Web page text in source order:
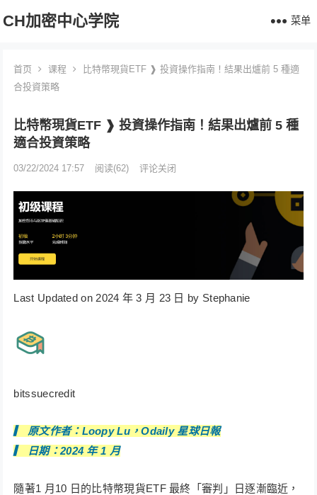
CH加密中心学院 菜单
首页 课程
比特幣現貨ETF ❱ 投資操作指南！結果出爐前 5 種適
合投資策略
比特幣現貨ETF ❱ 投資操作指南！結果出爐前 5 種
適合投資策略
03/22/2024 17:57 阅读(62) 评论关闭
Last Updated on 2024 年 3 月 23 日 by Stephanie
bitssuecredit
▎ 原文作者：Loopy Lu，Odaily 星球日報
▎ 日期：2024 年 1 月
隨著1 月10 日的比特幣現貨ETF 最終「審判」日逐漸臨近，